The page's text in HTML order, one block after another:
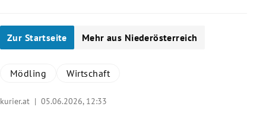
Zur Startseite Mehr aus Niederösterreich
Mödling Wirtschaft
kurier.at | 05.06.2026, 12:33